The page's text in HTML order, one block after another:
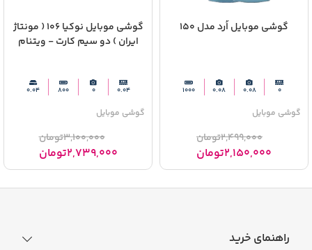
گوشی موبایل اُرد مدل 150
0
0.08
0.08
1000
گوشی موبایل
2,499,000تومان
2,150,000تومان
گوشی موبایل نوکیا 106 ( مونتاژ
ایران ) دو سیم‌ کارت - ویتنام
0.04
0
800
0.04
گوشی موبایل
3,100,000تومان
2,739,000تومان
راهنمای خرید